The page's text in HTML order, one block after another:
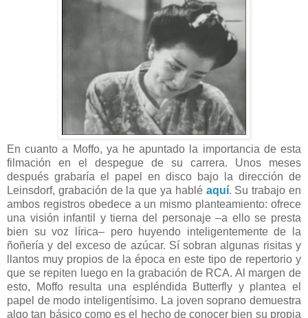
En cuanto a Moffo, ya he apuntado la importancia de esta
filmación en el despegue de su carrera. Unos meses
después grabaría el papel en disco bajo la dirección de
Leinsdorf, grabación de la que ya hablé aquí. Su trabajo en
ambos registros obedece a un mismo planteamiento: ofrece
una visión infantil y tierna del personaje –a ello se presta
bien su voz lírica– pero huyendo inteligentemente de la
ñoñería y del exceso de azúcar. Sí sobran algunas risitas y
llantos muy propios de la época en este tipo de repertorio y
que se repiten luego en la grabación de RCA. Al margen de
esto, Moffo resulta una espléndida Butterfly y plantea el
papel de modo inteligentísimo. La joven soprano demuestra
algo tan básico como es el hecho de conocer bien su propia